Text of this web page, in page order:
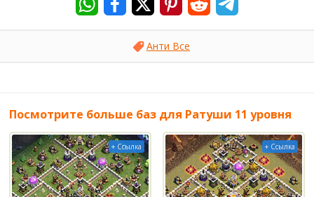
Анти Все
Посмотрите больше баз для Ратуши 11 уровня
+ Ссылка + Ссылка